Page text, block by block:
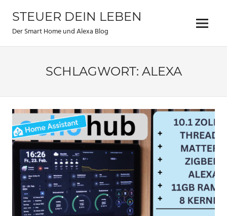
Inhalt
springen
STEUER DEIN LEBEN
Der Smart Home und Alexa Blog Menu
SCHLAGWORT: ALEXA